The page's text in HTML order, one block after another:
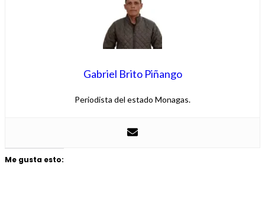
Gabriel Brito Piñango
Periodista del estado Monagas.
Me gusta esto: